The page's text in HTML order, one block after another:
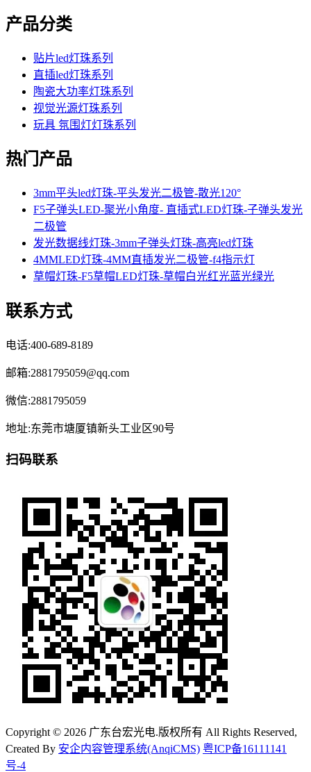
产品分类
贴片led灯珠系列
直插led灯珠系列
陶瓷大功率灯珠系列
视觉光源灯珠系列
玩具 氛围灯灯珠系列
热门产品
3mm平头led灯珠-平头发光二极管-散光120°
F5子弹头LED-聚光小角度- 直插式LED灯珠-子弹头发光
二极管
发光数据线灯珠-3mm子弹头灯珠-高亮led灯珠
4MMLED灯珠-4MM直插发光二极管-f4指示灯
草帽灯珠-F5草帽LED灯珠-草帽白光红光蓝光绿光
联系方式
电话:400-689-8189
邮箱:2881795059@qq.com
微信:2881795059
地址:东莞市塘厦镇新头工业区90号
扫码联系
Copyright © 2026 广东台宏光电.版权所有 All Rights Reserved,
Created By 安企内容管理系统(AnqiCMS) 粤ICP备16111141
号-4